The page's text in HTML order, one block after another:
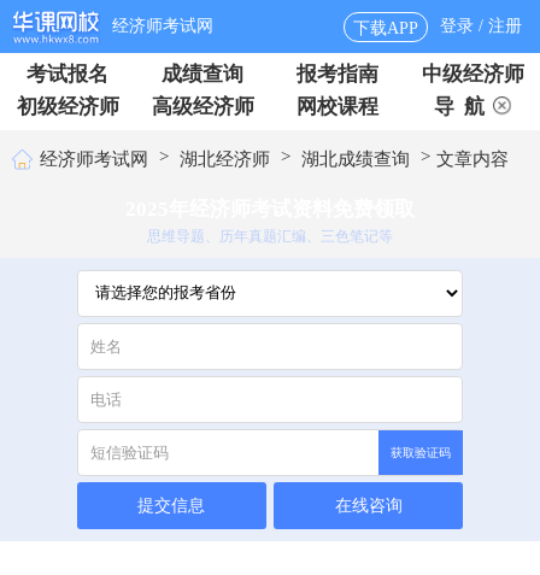
经济师考试网 下载APP 登录 / 注册
考试报名 成绩查询 报考指南
中级经济师
初级经济师
高级经济师 网校课程 导 航
经济师考试网 > 湖北经济师 > 湖北成绩查询 > 文章内容
思维导题、历年真题汇编、三色笔记等
获取验证码
提交信息 在线咨询